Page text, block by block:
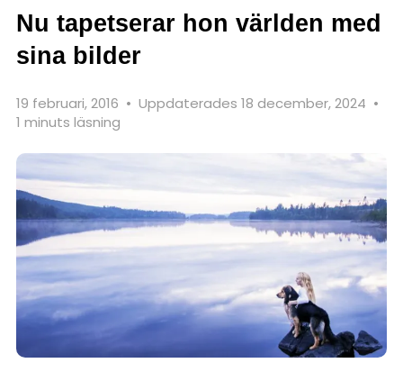
Nu tapetserar hon världen med
sina bilder
19 februari, 2016 • Uppdaterades 18 december, 2024 •
1 minuts läsning